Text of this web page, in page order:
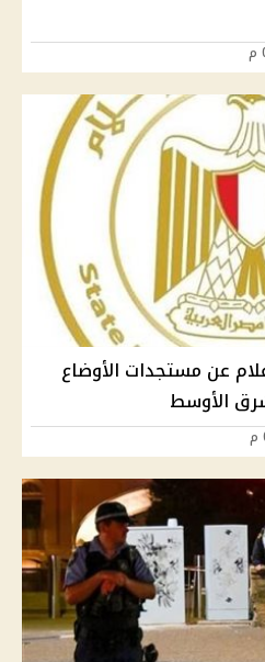
عن مستجدات الأوضاع
الأوسط